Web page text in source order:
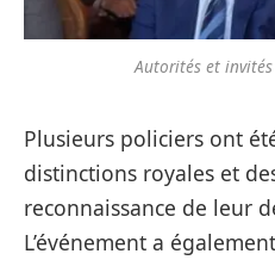
Autorités et
Plusieurs policiers ont
distinctions royales et
reconnaissance de leur
L’événement a